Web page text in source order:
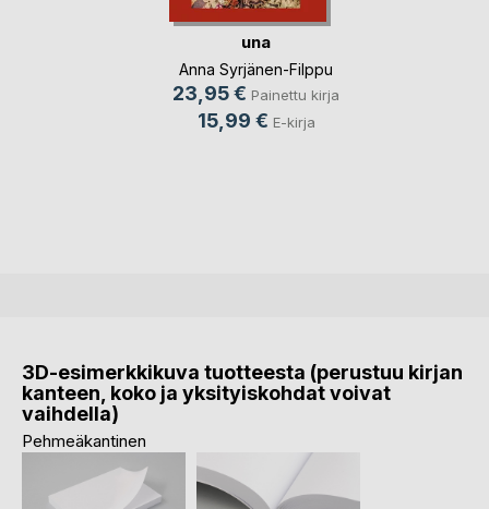
una
Anna Syrjänen-Filppu
23,95 € Painettu kirja
15,99 € E-kirja
3D-esimerkkikuva tuotteesta (perustuu kirjan
kanteen, koko ja yksityiskohdat voivat
vaihdella)
Pehmeäkantinen